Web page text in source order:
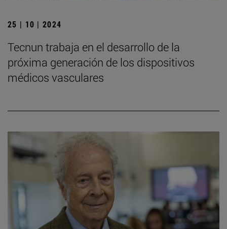
25 | 10 | 2024
Tecnun trabaja en el desarrollo de la
próxima generación de los dispositivos
médicos vasculares